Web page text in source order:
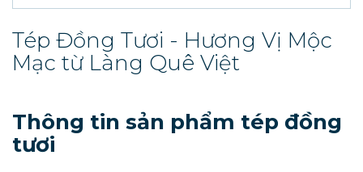
Tép Đồng Tươi - Hương Vị Mộc
Mạc từ Làng Quê Việt
Thông tin sản phẩm tép đồng
tươi